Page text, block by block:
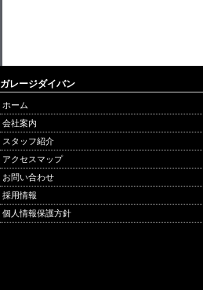
ガレージダイバン
ホーム
会社案内
スタッフ紹介
アクセスマップ
お問い合わせ
採用情報
個人情報保護方針